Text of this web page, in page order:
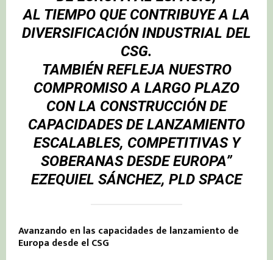
AL TIEMPO QUE CONTRIBUYE A LA
DIVERSIFICACIÓN INDUSTRIAL DEL
CSG.
TAMBIÉN REFLEJA NUESTRO
COMPROMISO A LARGO PLAZO
CON LA CONSTRUCCIÓN DE
CAPACIDADES DE LANZAMIENTO
ESCALABLES, COMPETITIVAS Y
SOBERANAS DESDE EUROPA”
EZEQUIEL SÁNCHEZ, PLD SPACE
Avanzando en las capacidades de lanzamiento de
Europa desde el CSG